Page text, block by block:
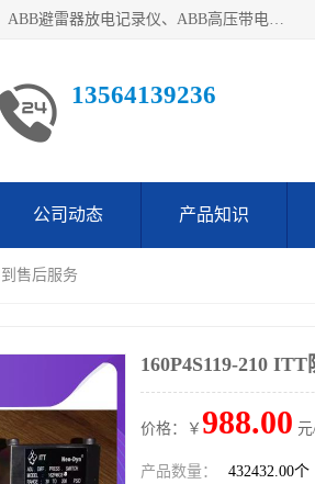
目前我们经销的优势产品主要如下：德国STOBER斯德博、伺服驱动器、电机、减速机、ABB避雷器放电记录仪、ABB高压带电指示器、模拟指示器、柜用照明灯、风机控制器、日本SSS阀门定位器；德国NORD诺德、德国SEW、ITT压力开关、ROSS、伦茨、WEST、ATOS、派克、SSS、三菱、 EVCO、 尤尼帕斯、日本三桥、三菱、威格士、KEB科比等等，品牌众多，无法一一列举！详情来电咨询
13564139236
公司动态 产品知识
售后服务
160P4S119-210
价格：￥ 988.00
产品数量： 432432.00个